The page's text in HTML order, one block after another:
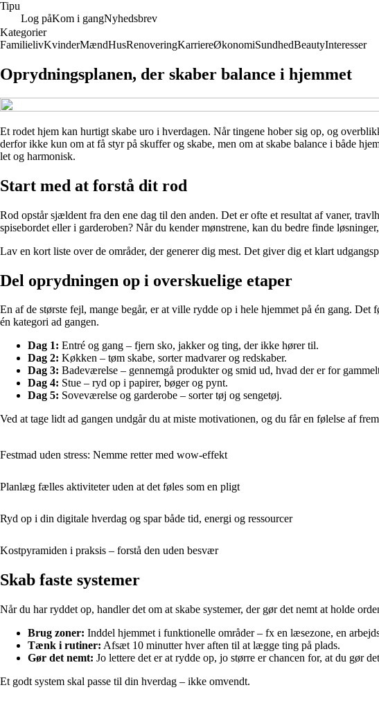
Tipu
Log påKom i gangNyhedsbrev
Kategorier
FamilielivKvinderMændHusRenoveringKarriereØkonomiSundhedBeautyInteresser
Oprydningsplanen, der skaber balance i hjemmet
Et rodet hjem kan hurtigt skabe uro i hverdagen. Når tingene hober sig op, og
derfor ikke kun om at få styr på skuffer og skabe, men om at skabe balance i både
let og harmonisk.
Start med at forstå dit rod
Rod opstår sjældent fra den ene dag til den anden. Det er ofte et resultat af vaner,
spisebordet eller i garderoben? Når du kender mønstrene, kan du bedre finde
Lav en kort liste over de områder, der generer dig mest. Det giver dig et klart
Del oprydningen op i overskuelige etaper
En af de største fejl, mange begår, er at ville rydde op i hele hjemmet på én gang.
én kategori ad gangen.
Dag 1: Entré og gang – fjern sko, jakker og ting, der ikke hører til.
Dag 2: Køkken – tøm skabe, sorter madvarer og redskaber.
Dag 3: Badeværelse – gennemgå produkter og smid ud, hvad der er for
Dag 4: Stue – ryd op i papirer, bøger og pynt.
Dag 5: Soveværelse og garderobe – sorter tøj og sengetøj.
Ved at tage lidt ad gangen undgår du at miste motivationen, og du får en følelse af
Festmad uden stress: Nemme retter med wow-effekt
Planlæg fælles aktiviteter uden at det føles som en pligt
Ryd op i din digitale hverdag og spar både tid, energi og ressourcer
Kostpyramiden i praksis – forstå den uden besvær
Skab faste systemer
Når du har ryddet op, handler det om at skabe systemer, der gør det nemt at holde
Brug zoner: Inddel hjemmet i funktionelle områder – fx en læsezone, en
Tænk i rutiner: Afsæt 10 minutter hver aften til at lægge ting på plads.
Gør det nemt: Jo lettere det er at rydde op, jo større er chancen for, at du gør
Et godt system skal passe til din hverdag – ikke omvendt.